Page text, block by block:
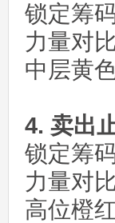
锁定筹
力量对
中层黄
4. 卖出
锁定筹
力量对
高位橙